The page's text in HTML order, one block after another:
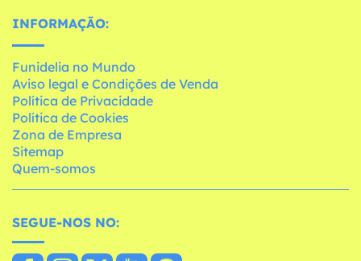
INFORMAÇÃO:
Funidelia no Mundo
Aviso legal e Condições de Venda
Política de Privacidade
Política de Cookies
Zona de Empresa
Sitemap
Quem-somos
SEGUE-NOS NO: